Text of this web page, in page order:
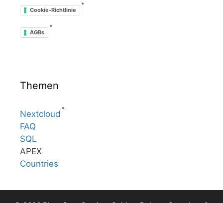
Cookie-Richtlinie
*
AGBs
*
Themen
Nextcloud
*
FAQ
SQL
APEX
Countries